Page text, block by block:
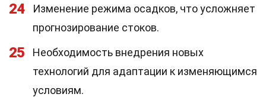
24
Изменение режима осадков, что усложняет
прогнозирование стоков.
25
Необходимость внедрения новых
технологий для адаптации к изменяющимся
условиям.